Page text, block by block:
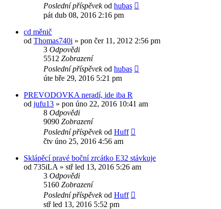
Poslední příspěvekod hubas
pát dub 08, 2016 2:16 pm
cd měnič
od Thomas740i » pon čer 11, 2012 2:56 pm
3 Odpovědi
5512 Zobrazení
Poslední příspěvekod hubas
úte bře 29, 2016 5:21 pm
PREVODOVKA neradí, ide iba R
od jufu13 » pon úno 22, 2016 10:41 am
8 Odpovědi
9090 Zobrazení
Poslední příspěvekod Huff
čtv úno 25, 2016 4:56 am
Sklápěcí pravé boční zrcátko E32 stávkuje
od 735iLA » stř led 13, 2016 5:26 am
3 Odpovědi
5160 Zobrazení
Poslední příspěvekod Huff
stř led 13, 2016 5:52 pm